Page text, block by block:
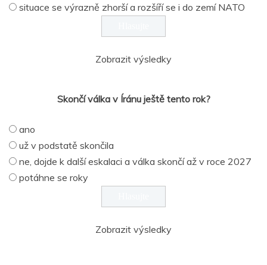
situace se výrazně zhorší a rozšíří se i do zemí NATO
Zobrazit výsledky
Skončí válka v Íránu ještě tento rok?
ano
už v podstatě skončila
ne, dojde k další eskalaci a válka skončí až v roce 2027
potáhne se roky
Zobrazit výsledky